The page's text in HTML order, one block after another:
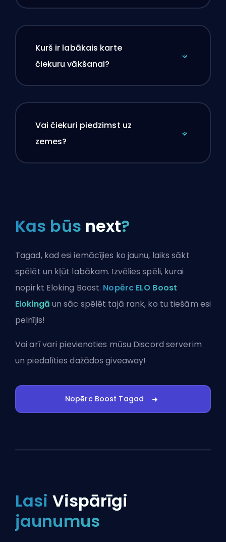
Kurš ir labākais karte
čiekuru vākšanai?
Vai čiekuri piedzimst uz
zemes?
Kas būs next?
Tagad, kad esi iemācījies ko jaunu, laiks sākt
spēlēt un kļūt labākam. Izvēlies spēli, kurai
nopirkt Eloking Boost. Nopērc ELO Boost
Elokingā un sāc spēlēt tajā rank, ko tu tiešām esi
pelnījis!
Vai arī vari pievienoties mūsu Discord serverim
un piedalīties dažādos giveaway!
Nopērc Boost Tagad
Lasi Vispārīgi
jaunumus